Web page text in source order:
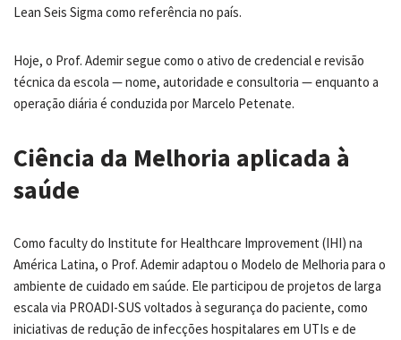
Lean Seis Sigma como referência no país.
Hoje, o Prof. Ademir segue como o ativo de credencial e revisão
técnica da escola — nome, autoridade e consultoria — enquanto a
operação diária é conduzida por Marcelo Petenate.
Ciência da Melhoria aplicada à
saúde
Como faculty do Institute for Healthcare Improvement (IHI) na
América Latina, o Prof. Ademir adaptou o Modelo de Melhoria para o
ambiente de cuidado em saúde. Ele participou de projetos de larga
escala via PROADI-SUS voltados à segurança do paciente, como
iniciativas de redução de infecções hospitalares em UTIs e de